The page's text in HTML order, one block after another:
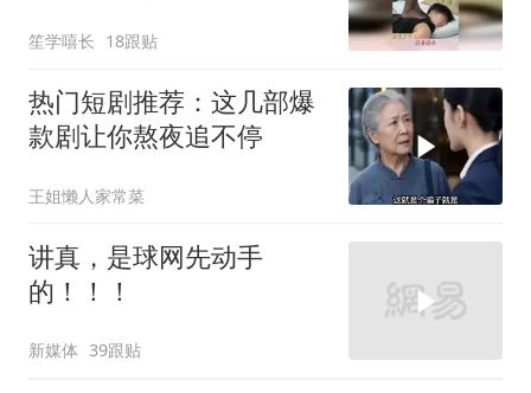
笙学嘻长 18跟贴
热门短剧推荐：这几部爆
款剧让你熬夜追不停
王姐懒人家常菜
讲真，是球网先动手
的！！！
新媒体 39跟贴